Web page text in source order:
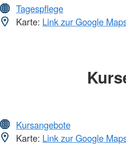
Tagespflege
Karte: Link zur Google
Kursangebote
Karte: Link zur Google